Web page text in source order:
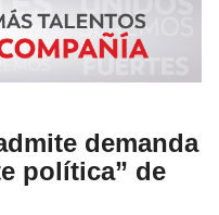
demanda
política” de